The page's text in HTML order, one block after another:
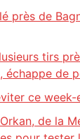
près de
tirs
échappe de
ce week-
de la